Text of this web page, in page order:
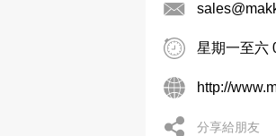
星期一至六
http://
分享給朋友